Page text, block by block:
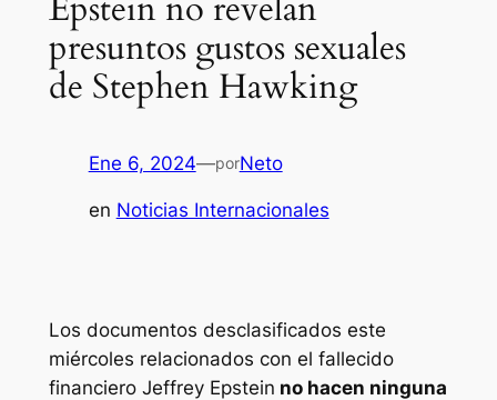
presuntos gustos sexuales
de Stephen Hawking
Ene 6, 2024—porNeto
en Noticias Internacionales
Los documentos desclasificados este
miércoles relacionados con el fallecido
financiero Jeffrey Epstein no hacen ninguna